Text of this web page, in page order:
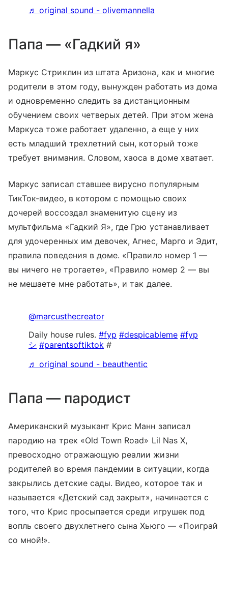
♬ original sound - olivemannella
Папа — «Гадкий я»
Маркус Стриклин из штата Аризона, как и многие
родители в этом году, вынужден работать из дома
и одновременно следить за дистанционным
обучением своих четверых детей. При этом жена
Маркуса тоже работает удаленно, а еще у них
есть младший трехлетний сын, который тоже
требует внимания. Словом, хаоса в доме хватает.
Маркус записал ставшее вирусно популярным
ТикТок-видео, в котором с помощью своих
дочерей воссоздал знаменитую сцену из
мультфильма «Гадкий Я», где Грю устанавливает
для удочеренных им девочек, Агнес, Марго и Эдит,
правила поведения в доме. «Правило номер 1 —
вы ничего не трогаете», «Правило номер 2 — вы
не мешаете мне работать», и так далее.
@marcusthecreator
Daily house rules. #fyp #despicableme #fyp
シ #parentsoftiktok #
♬ original sound - beauthentic
Папа — пародист
Американский музыкант Крис Манн записал
пародию на трек «Old Town Road» Lil Nas X,
превосходно отражающую реалии жизни
родителей во время пандемии в ситуации, когда
закрылись детские сады. Видео, которое так и
называется «Детский сад закрыт», начинается с
того, что Крис просыпается среди игрушек под
вопль своего двухлетнего сына Хьюго — «Поиграй
со мной!».